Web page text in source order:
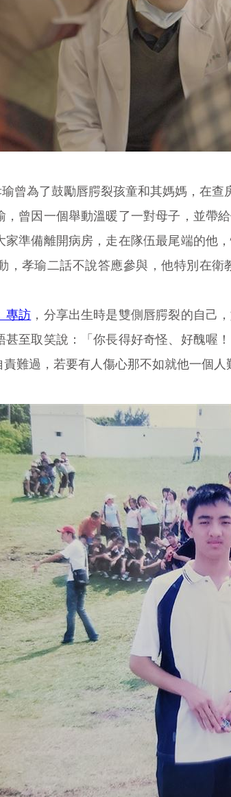
曾為了鼓勵唇腭裂孩童和其媽媽，在查
曾因一個舉動溫暖了一對母子，並帶
準備離開病房，走在隊伍最尾端的他
，孝瑜二話不說答應參與，他特別在
專訪 ，分享出生時是雙側唇腭裂的自己
甚至取笑說：「你長得好奇怪、好醜喔
難過，若要有人傷心那不如就他一個